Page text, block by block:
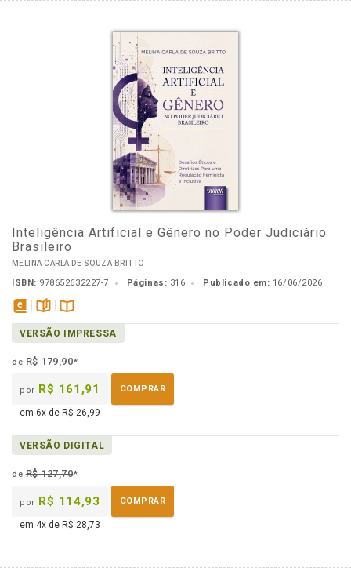
Inteligência Artificial e Gênero no Poder Judiciário
Brasileiro
MELINA CARLA DE SOUZA BRITTO
ISBN: 978652632227-7 Páginas: 316 Publicado em: 16/06/2026
disponível
em
páginasDisponível
na
VERSÃO IMPRESSA
deR$ 179,90*
por R$ 161,91 COMPRAR
em 6x de R$ 26,99
VERSÃO DIGITAL
deR$ 127,70*
por R$ 114,93 COMPRAR
em 4x de R$ 28,73